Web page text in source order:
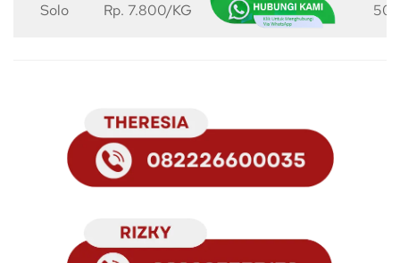
Solo Rp. 7.800/KG 50